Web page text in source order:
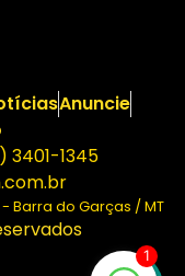
Anuncie
3401-1345
Barra do Garças / MT
1